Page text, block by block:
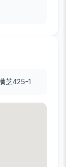
芝425-1